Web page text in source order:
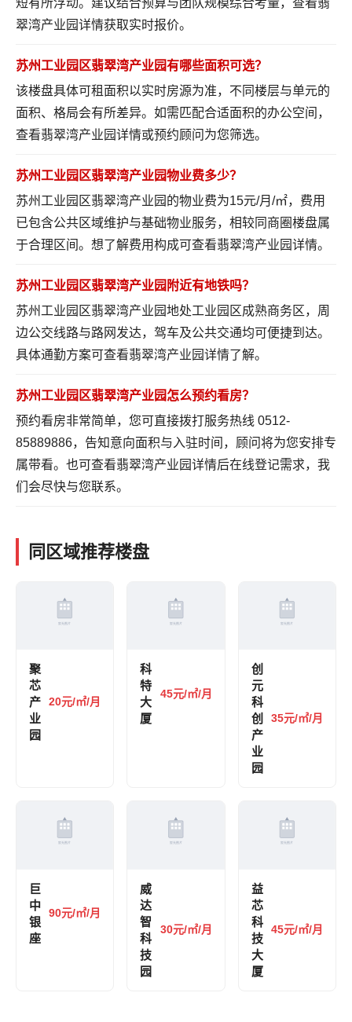
短有所浮动。建议结合预算与团队规模综合考量， 查看翡
翠湾产业园详情获取实时报价。
苏州工业园区翡翠湾产业园有哪些面积可选？
该楼盘具体可租面积以实时房源为准，不同楼层与单元的
面积、格局会有所差异。如需匹配合适面积的办公空间，
查看翡翠湾产业园详情或预约顾问为您筛选。
苏州工业园区翡翠湾产业园物业费多少？
苏州工业园区翡翠湾产业园的物业费为15元/月/㎡，费用
已包含公共区域维护与基础物业服务，相较同商圈楼盘属
于合理区间。想了解费用构成可查看翡翠湾产业园详情。
苏州工业园区翡翠湾产业园附近有地铁吗？
苏州工业园区翡翠湾产业园地处工业园区成熟商务区，周
边公交线路与路网发达，驾车及公共交通均可便捷到达。
具体通勤方案可查看翡翠湾产业园详情了解。
苏州工业园区翡翠湾产业园怎么预约看房？
预约看房非常简单，您可直接拨打服务热线 0512-
85889886，告知意向面积与入驻时间，顾问将为您安排专
属带看。也可查看翡翠湾产业园详情后在线登记需求，我
们会尽快与您联系。
同区域推荐楼盘
聚
芯
产
业
园
20元/㎡/月
科
特
大
厦
45元/㎡/月
创
元
科
创
产
业
园
35元/㎡/月
巨
中
银
座
90元/㎡/月
威
达
智
科
技
园
30元/㎡/月
益
芯
科
技
大
厦
45元/㎡/月